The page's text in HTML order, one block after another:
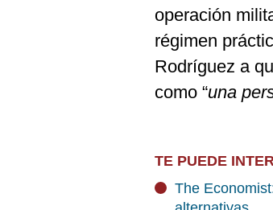
operación
régimen
Rodríguez a
como “una
TE PUEDE
The